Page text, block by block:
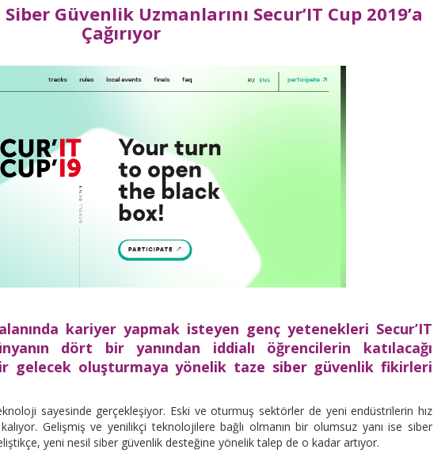
Güvenlik Uzmanlarını Secur’IT Cup 2019’a
Çağırıyor
kariyer yapmak isteyen genç yetenekleri Secur’IT
dört bir yanından iddialı öğrencilerin katılacağı
gelecek oluşturmaya yönelik taze siber güvenlik fikirleri
sayesinde gerçekleşiyor. Eski ve oturmuş sektörler de yeni endüstrilerin hız
Gelişmiş ve yenilikçi teknolojilere bağlı olmanın bir olumsuz yanı ise siber
yeni nesil siber güvenlik desteğine yönelik talep de o kadar artıyor.